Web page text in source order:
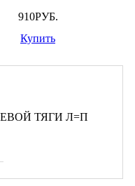
910РУБ.
Купить